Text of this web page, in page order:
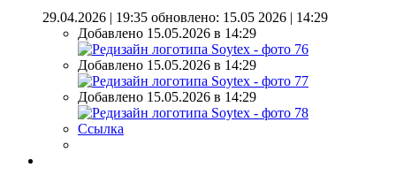
29.04.2026 | 19:35 обновлено: 15.05 2026 | 14:29
Добавлено 15.05.2026 в 14:29
Добавлено 15.05.2026 в 14:29
Добавлено 15.05.2026 в 14:29
Ссылка